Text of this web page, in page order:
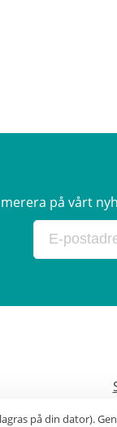
på vårt
på din dator).